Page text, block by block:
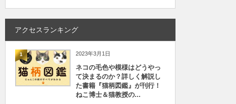
アクセスランキング
1 2023年3月1日
ネコの毛色や模様はどうやっ
て決まるのか？詳しく解説し
た書籍『猫柄図鑑』が刊行！
ねこ博士＆猫教授の...